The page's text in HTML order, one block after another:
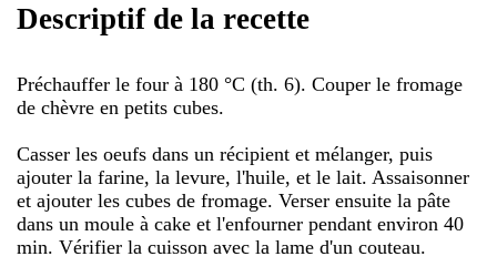
Descriptif de la recette
Préchauffer le four à 180 °C (th. 6). Couper le fromage
de chèvre en petits cubes.
Casser les oeufs dans un récipient et mélanger, puis
ajouter la farine, la levure, l'huile, et le lait. Assaisonner
et ajouter les cubes de fromage. Verser ensuite la pâte
dans un moule à cake et l'enfourner pendant environ 40
min. Vérifier la cuisson avec la lame d'un couteau.